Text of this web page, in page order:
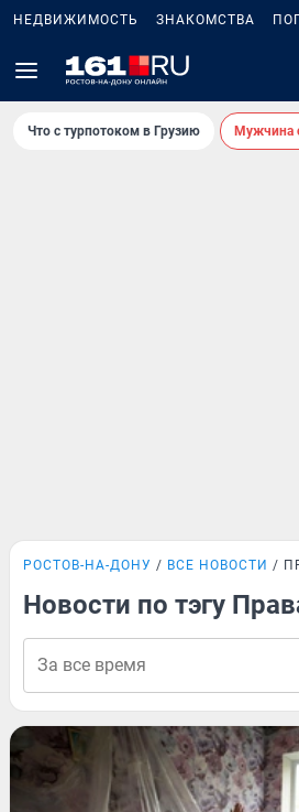
НЕДВИЖИМОСТЬ ЗНАКОМСТВА
Что с турпотоком в Грузию Мужчина
РОСТОВ-НА-ДОНУ ВСЕ НОВОСТИ
Новости по тэгу